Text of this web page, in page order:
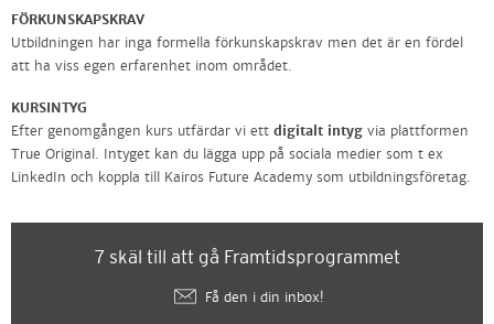
FÖRKUNSKAPSKRAV
Utbildningen har inga formella förkunskapskrav men det är en fördel
att ha viss egen erfarenhet inom området.
KURSINTYG
Efter genomgången kurs utfärdar vi ett digitalt intyg via plattformen
True Original. Intyget kan du lägga upp på sociala medier som t ex
LinkedIn och koppla till Kairos Future Academy som utbildningsföretag.
7 skäl till att gå Framtidsprogrammet
Få den i din inbox!